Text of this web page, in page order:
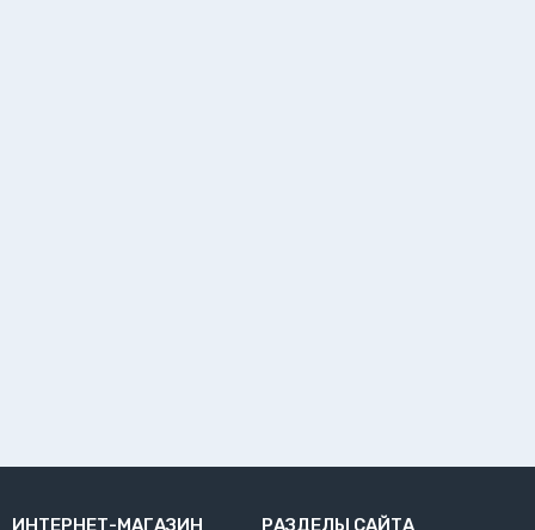
ИНТЕРНЕТ-МАГАЗИН
РАЗДЕЛЫ САЙТА